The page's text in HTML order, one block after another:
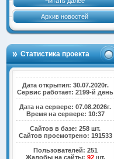
Архив новостей
Статистика проекта
Дата открытия: 30.07.2020г.
Сервис работает: 2199-й день
Дата на сервере: 07.08.2026г.
Время на сервере: 10:37
Сайтов в базе: 258 шт.
Сайтов просмотрено: 191533
Пользователей: 251
Жалобы на сайты: 92шт.